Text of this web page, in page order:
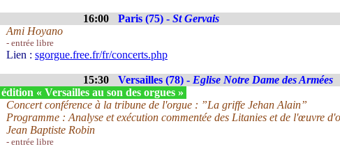
16:00 Paris (75) - St Gervais
Ami Hoyano
- entrée libre
Lien : sgorgue.free.fr/fr/concerts.php
15:30 Versailles (78) - Eglise Notre Dame des Armées
« Versailles au son des orgues »
Concert conférence à la tribune de l'orgue : ”La griffe Jehan Alain”
Programme : Analyse et exécution commentée des Litanies et de l'œuvre
Jean Baptiste Robin
- entrée libre